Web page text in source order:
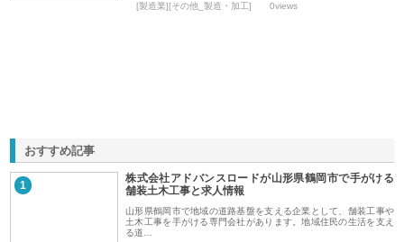
[製造業][その他_製造・加工] 0views
おすすめ記事
1
株式会社アドバンスロードが山形県鶴岡市で手がける
舗装土木工事と求人情報
山形県鶴岡市で地域の道路基盤を支える企業として、舗装工事や
土木工事を手がける専門会社があります。地域住民の生活を支え
る道…